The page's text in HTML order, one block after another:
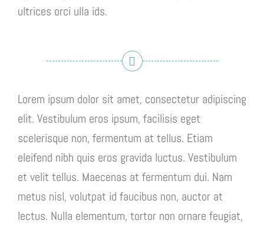
ultrices orci ulla ids.
Lorem ipsum dolor sit amet, consectetur adipiscing
elit. Vestibulum eros ipsum, facilisis eget
scelerisque non, fermentum at tellus. Etiam
eleifend nibh quis eros gravida luctus. Vestibulum
et velit tellus. Maecenas at fermentum dui. Nam
metus nisl, volutpat id faucibus non, auctor at
lectus. Nulla elementum, tortor non ornare feugiat,